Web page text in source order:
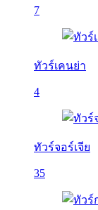
7
ทัวร์เคนย่า
4
ทัวร์จอร์เจีย
35